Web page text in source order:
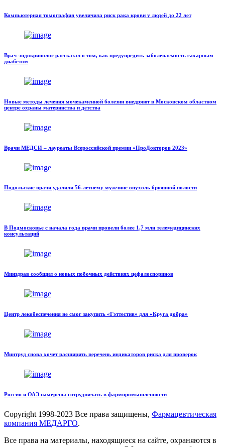
Компьютерная томография увеличила риск рака крови у людей до 22 лет
Врач-эндокринолог рассказал о том, как предупредить заболеваемость сахарным
диабетом
Новые методы лечения мочекаменной болезни внедряют в Московском областном
центре охраны материнства и детства
Врачи МЕДСИ – лауреаты Всероссийской премии «ПроДокторов 2023»
Подольские врачи удалили 56-летнему мужчине опухоль брюшной полости
В Подмосковье с начала года врачи провели более 1,7 млн телемедицинских
консультаций
Минздрав сообщил о новых побочных действиях цефалоспоринов
Центр лекобеспечения не смог закупить «Гэттестив» для «Круга добра»
Минтруд снова хочет расширить перечень индикаторов риска для проверок
Россия и ОАЭ намерены сотрудничать в фармпромышленности
Copyright 1998-2023 Все права защищены, Фармацевтическая
компания МЕДАРГО.
Все права на материалы, находящиеся на сайте, охраняются в